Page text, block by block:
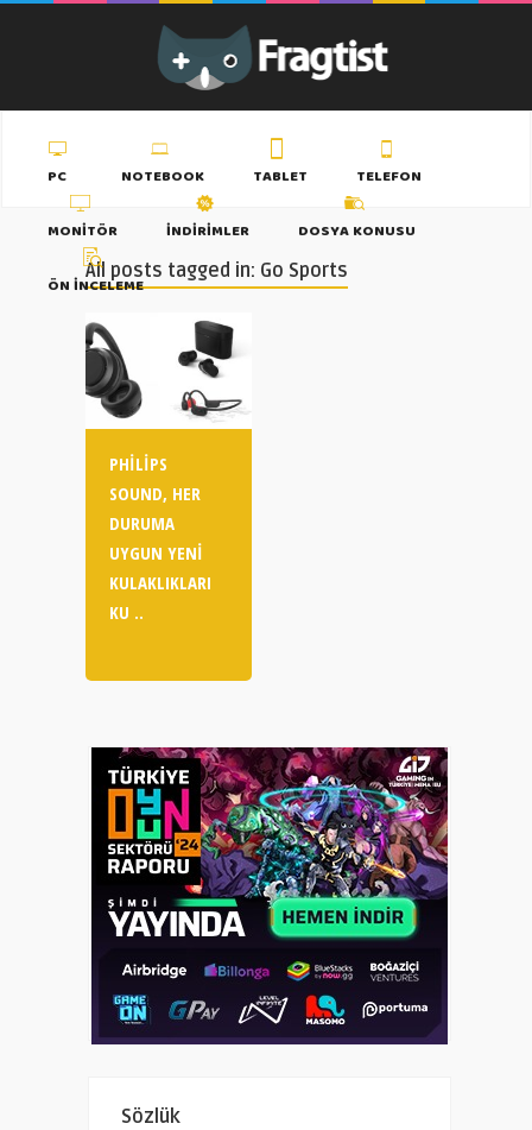
PC NOTEBOOK TABLET
TELEFON
MONITÖR
İNDIRIMLER
DOSYA KONUSU
ÖN İNCELEME
All posts tagged in: Go Sports
PHILIPS
SOUND, HER
DURUMA
UYGUN YENI
KULAKLIKLARI
KU ..
Sözlük